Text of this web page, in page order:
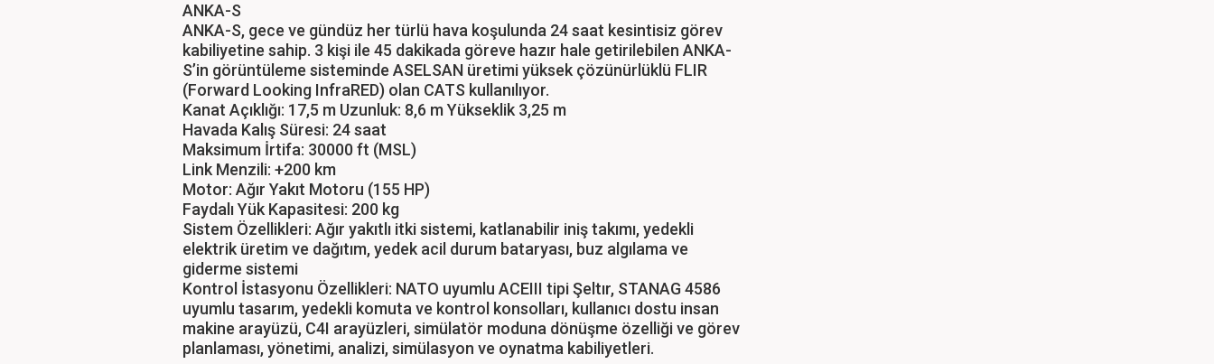
ANKA-S
ANKA-S, gece ve gündüz her türlü hava koşulunda 24 saat kesintisiz görev
kabiliyetine sahip. 3 kişi ile 45 dakikada göreve hazır hale getirilebilen ANKA-
S’in görüntüleme sisteminde ASELSAN üretimi yüksek çözünürlüklü FLIR
(Forward Looking InfraRED) olan CATS kullanılıyor.
Kanat Açıklığı: 17,5 m Uzunluk: 8,6 m Yükseklik 3,25 m
Havada Kalış Süresi: 24 saat
Maksimum İrtifa: 30000 ft (MSL)
Link Menzili: +200 km
Motor: Ağır Yakıt Motoru (155 HP)
Faydalı Yük Kapasitesi: 200 kg
Sistem Özellikleri: Ağır yakıtlı itki sistemi, katlanabilir iniş takımı, yedekli
elektrik üretim ve dağıtım, yedek acil durum bataryası, buz algılama ve
giderme sistemi
Kontrol İstasyonu Özellikleri: NATO uyumlu ACEIII tipi Şeltır, STANAG 4586
uyumlu tasarım, yedekli komuta ve kontrol konsolları, kullanıcı dostu insan
makine arayüzü, C4I arayüzleri, simülatör moduna dönüşme özelliği ve görev
planlaması, yönetimi, analizi, simülasyon ve oynatma kabiliyetleri.